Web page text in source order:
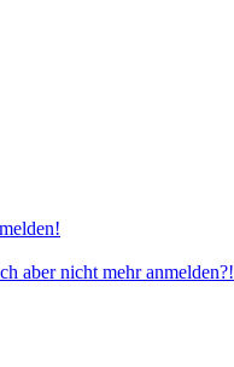
aber nicht mehr anmelden?!